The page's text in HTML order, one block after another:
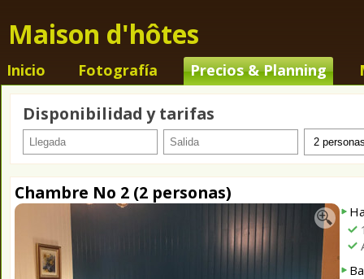
Maison d'hôtes
Inicio Fotografía Precios & Planning
Disponibilidad y tarifas
Chambre No 2 (2 personas)